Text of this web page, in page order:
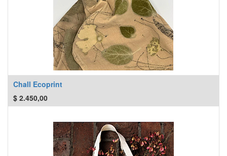
Chall Ecoprint
$ 2.450,00